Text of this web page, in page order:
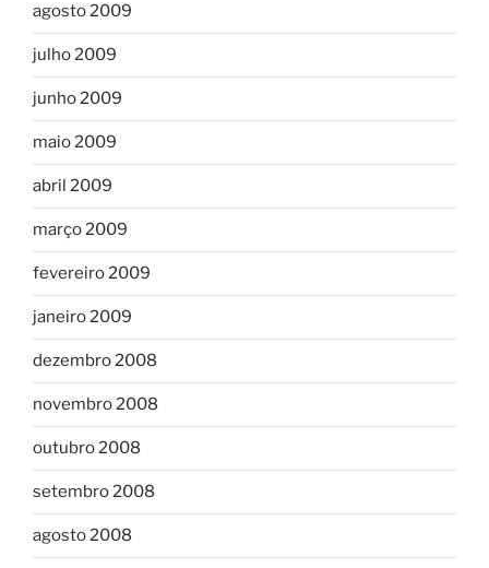
agosto 2009
julho 2009
junho 2009
maio 2009
abril 2009
março 2009
fevereiro 2009
janeiro 2009
dezembro 2008
novembro 2008
outubro 2008
setembro 2008
agosto 2008